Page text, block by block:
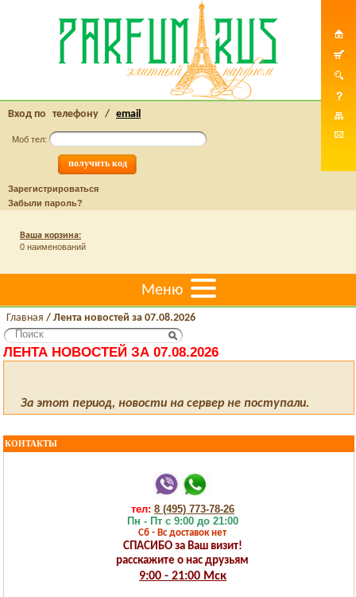
Вход по телефону / email
Моб тел:
Зарегистрироваться
Забыли пароль?
Ваша корзина:
0 наименований
Меню
Главная / Лента новостей за 07.08.2026
ЛЕНТА НОВОСТЕЙ ЗА 07.08.2026
За этот период, новости на сервер не поступали.
КОНТАКТЫ
тел: 8 (495) 773-78-26
Пн - Пт с 9:00 до 21:00
Сб - Вс доставок нет
СПАСИБО за Ваш визит!
расскажите о нас друзьям
9:00 - 21:00 Мск